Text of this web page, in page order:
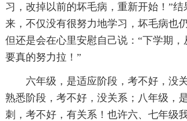
习，改掉以前的坏毛病，重新开始！”结
来，不仅没有很努力地学习，坏毛病也
但还是会在心里安慰自己说：“下学期
要真的努力拉！”
六年级，是适应阶段，考不好，没
熟悉阶段，考不好，没关系；八年级，
刺，考不好，有关系！也许六、七年级